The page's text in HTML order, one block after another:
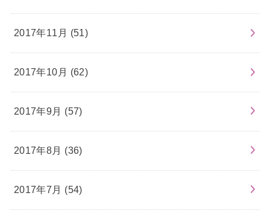
2017年11月 (51)
2017年10月 (62)
2017年9月 (57)
2017年8月 (36)
2017年7月 (54)